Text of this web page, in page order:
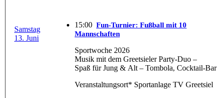
Samstag
13. Juni
15:00 Fun-Turnier: Fußball mit 10
Mannschaften
Sportwoche 2026
Musik mit dem Greetsieler Party-Duo –
Spaß für Jung & Alt – Tombola, Cocktail-Bar
Veranstaltungsort* Sportanlage TV Greetsiel